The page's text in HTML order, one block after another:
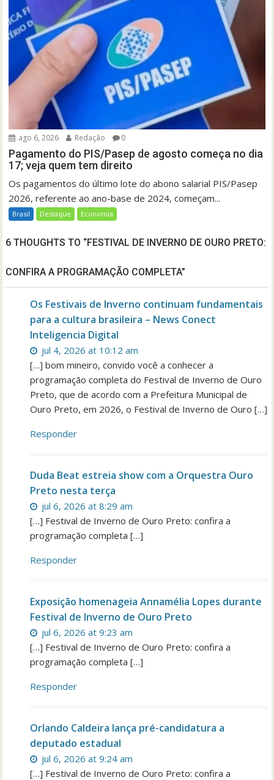
ago 6, 2026 Redação 0
Pagamento do PIS/Pasep de agosto começa no dia
17; veja quem tem direito
Os pagamentos do último lote do abono salarial PIS/Pasep
2026, referente ao ano-base de 2024, começam...
Brasil Destaque Economia
6 THOUGHTS TO “FESTIVAL DE INVERNO DE OURO PRETO:
CONFIRA A PROGRAMAÇÃO COMPLETA”
Os Festivais de Inverno continuam fundamentais
para a cultura brasileira – News Conect
Inteligencia Digital
jul 4, 2026 at 10:12 am
[…] bom mineiro, convido você a conhecer a
programação completa do Festival de Inverno de Ouro
Preto, que de acordo com a Prefeitura Municipal de
Ouro Preto, em 2026, o Festival de Inverno de Ouro […]
Responder
Duda Beat estreia show com a Orquestra Ouro
Preto nesta terça
jul 6, 2026 at 8:29 am
[…] Festival de Inverno de Ouro Preto: confira a
programação completa […]
Responder
Exposição homenageia Annamélia Lopes durante
Festival de Inverno de Ouro Preto
jul 6, 2026 at 9:23 am
[…] Festival de Inverno de Ouro Preto: confira a
programação completa […]
Responder
Orlando Caldeira lança pré-candidatura a
deputado estadual
jul 6, 2026 at 9:24 am
[…] Festival de Inverno de Ouro Preto: confira a